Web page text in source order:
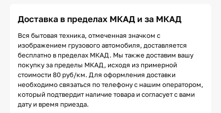
Доставка в пределах МКАД и за МКАД
Вся бытовая техника, отмеченная значком с
изображением грузового автомобиля, доставляется
бесплатно в пределах МКАД. Мы также доставим вашу
покупку за пределы МКАД, исходя из примерной
стоимости 80 руб/км. Для оформления доставки
необходимо связаться по телефону с нашим оператором,
который подтвердит наличие товара и согласует с вами
дату и время приезда.